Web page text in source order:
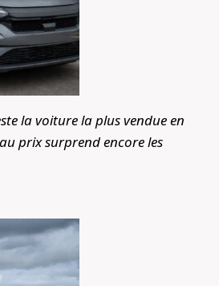
la voiture la plus vendue en
prix surprend encore les